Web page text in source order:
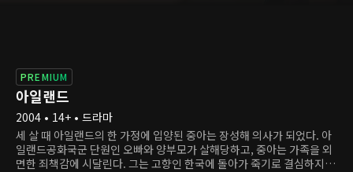
PREMIUM
아일랜드
2004 • 14+ • 드라마
세 살 때 아일랜드의 한 가정에 입양된 중아는 장성해 의사가 되었다. 아
일랜드공화국군 단원인 오빠와 양부모가 살해당하고, 중아는 가족을 외
면한 죄책감에 시달린다. 그는 고향인 한국에 돌아가 죽기로 결심하지